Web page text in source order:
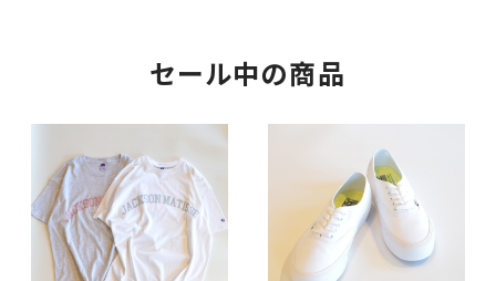
セール中の商品